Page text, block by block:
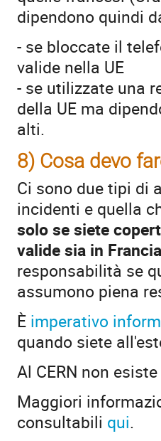
dipendono quindi
- se bloccate il
valide nella UE
- se utilizzate una
della UE ma
alti.
8) Cosa devo
Ci sono due tipi di
incidenti e quella
solo se siete
valide sia in
responsabilità se
assumono piena
È imperativo
quando siete
Al CERN non
Maggiori
consultabili qui.